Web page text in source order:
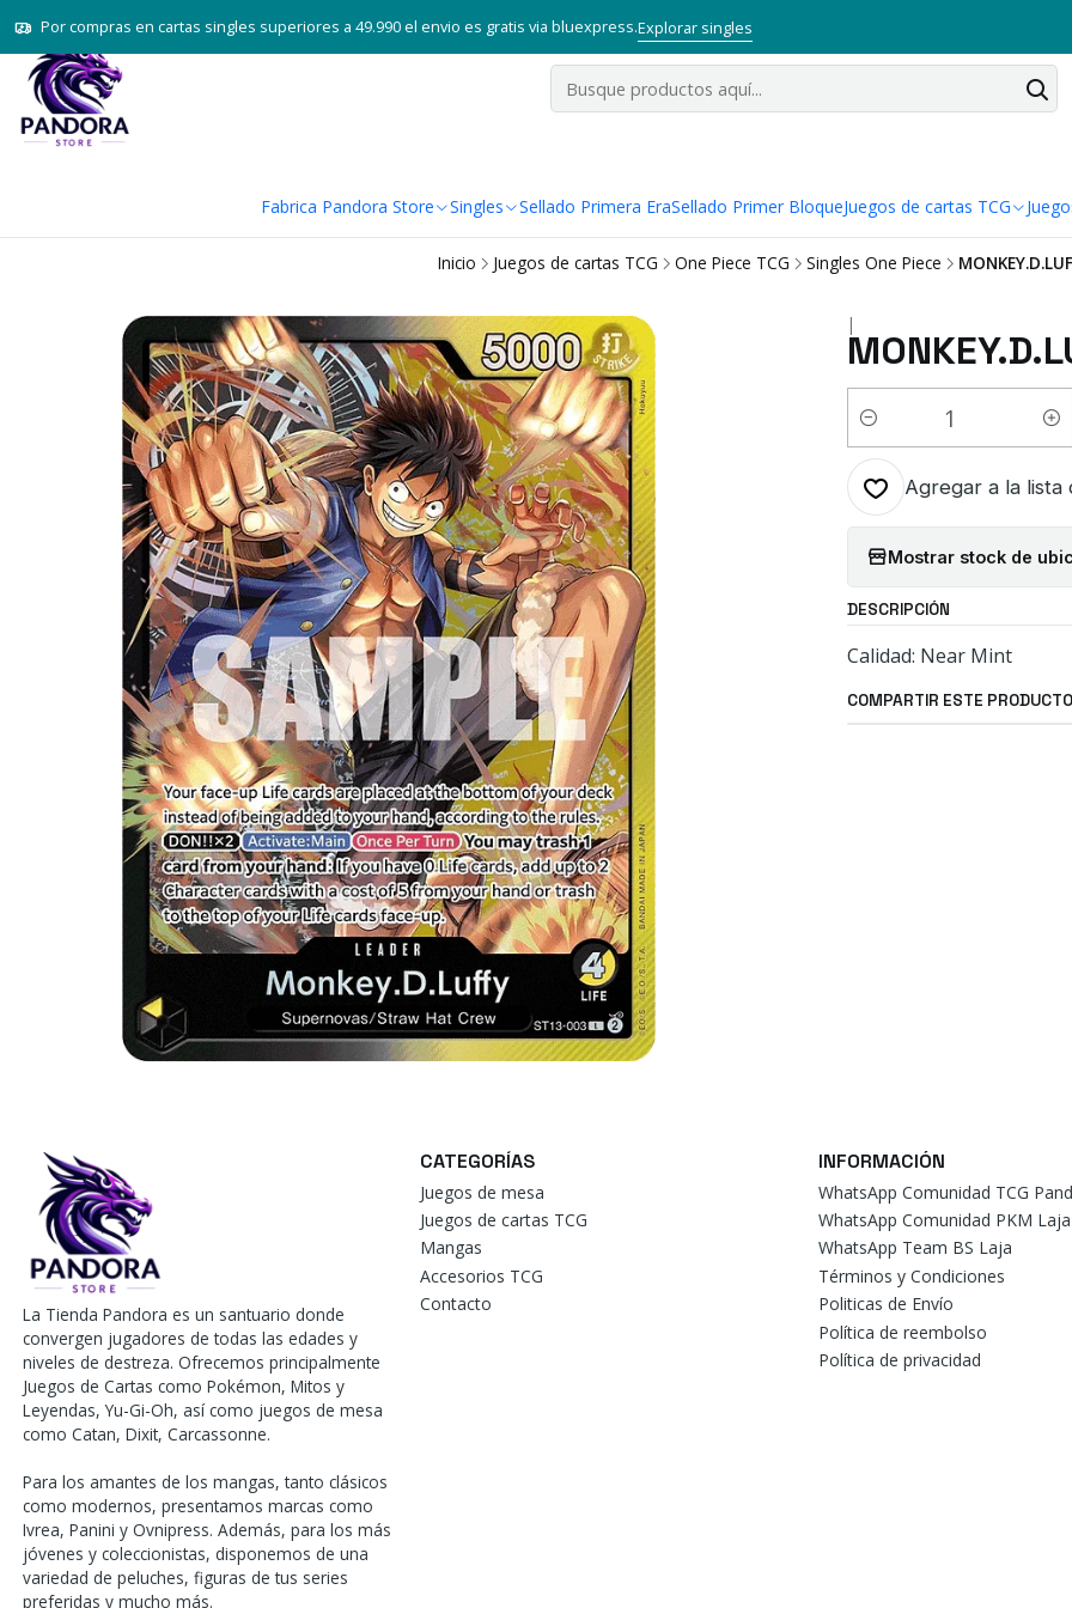
Fabrica Pandora Store Singles Sellado Primera EraSellado Primer BloqueJuegos de cartas TCG
Por compras en cartas singles superiores a 49.990 el envio es gratis via bluexpress.Explorar singles
Inicio Juegos de cartas TCG One Piece TCG Singles One Piece
|
Cantidad
Agregar a la lista
Mostrar stock de
DESCRIPCIÓN
Calidad: Near Mint
COMPARTIR ESTE PRODUCTO
La Tienda Pandora es un santuario donde
convergen jugadores de todas las edades y
niveles de destreza. Ofrecemos principalmente
Juegos de Cartas como Pokémon, Mitos y
Leyendas, Yu-Gi-Oh, así como juegos de mesa
como Catan, Dixit, Carcassonne.
Para los amantes de los mangas, tanto clásicos
como modernos, presentamos marcas como
Ivrea, Panini y Ovnipress. Además, para los más
jóvenes y coleccionistas, disponemos de una
variedad de peluches, figuras de tus series
preferidas y mucho más.
CATEGORÍAS
Juegos de mesa
Juegos de cartas TCG
Mangas
Accesorios TCG
Contacto
INFORMACIÓN
WhatsApp Comunidad TCG
WhatsApp Comunidad PKM Laja
WhatsApp Team BS Laja
Términos y Condiciones
Politicas de Envío
Política de reembolso
Política de privacidad